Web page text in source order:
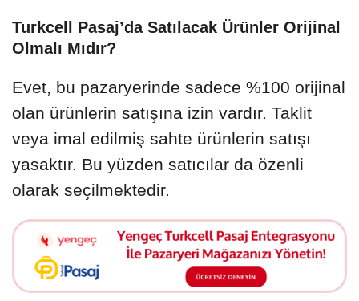
Turkcell Pasaj’da Satılacak Ürünler Orijinal
Olmalı Mıdır?
Evet, bu pazaryerinde sadece %100 orijinal
olan ürünlerin satışına izin vardır. Taklit
veya imal edilmiş sahte ürünlerin satışı
yasaktır. Bu yüzden satıcılar da özenli
olarak seçilmektedir.